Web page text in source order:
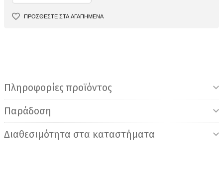
ΠΡΟΣΘΕΣΤΕ ΣΤΑ ΑΓΑΠΗΜΕΝΑ
Πληροφορίες προϊόντος
Παράδοση
Διαθεσιμότητα στα καταστήματα